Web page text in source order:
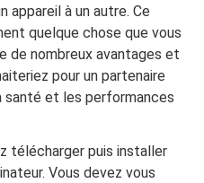
appareil à un autre. Ce
quelque chose que vous
de nombreux avantages et
pour un partenaire
santé et les performances
télécharger puis installer
Vous devez vous